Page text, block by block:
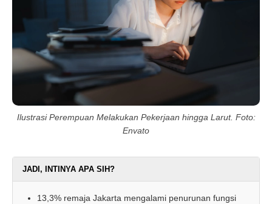
Ilustrasi Perempuan Melakukan Pekerjaan hingga Larut. Foto:
Envato
JADI, INTINYA APA SIH?
13,3% remaja Jakarta mengalami penurunan fungsi